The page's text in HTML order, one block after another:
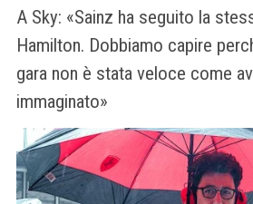
A Sky: «Sainz ha seguito la
Hamilton. Dobbiamo capire
gara non è stata veloce come
immaginato»